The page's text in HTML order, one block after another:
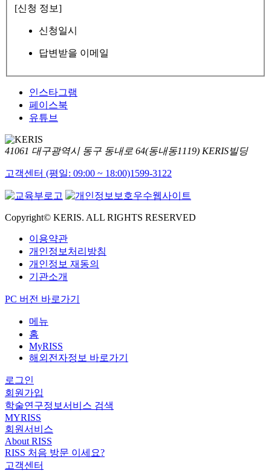
[신청 정보]
신청일시
답변받을 이메일
인스타그램
페이스북
유튜브
41061 대구광역시 동구 동내로 64(동내동1119) KERIS빌딩
고객센터 (평일: 09:00 ~ 18:00)1599-3122
Copyright© KERIS. ALL RIGHTS RESERVED
이용약관
개인정보처리방침
개인정보 재동의
기관소개
PC 버전 바로가기
메뉴
홈
MyRISS
해외전자정보 바로가기
로그인
회원가입
학술연구정보서비스 검색
MYRISS
회원서비스
About RISS
RISS 처음 방문 이세요?
고객센터